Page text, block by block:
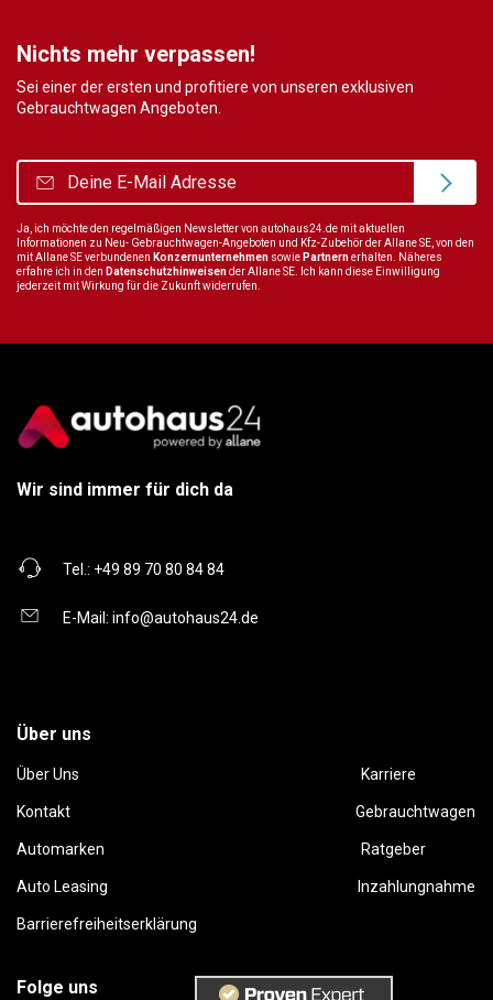
Nichts mehr verpassen!
Sei einer der ersten und profitiere von unseren exklusiven
Gebrauchtwagen Angeboten.
Ja, ich möchte den regelmäßigen Newsletter von autohaus24.de mit aktuellen
Informationen zu Neu- Gebrauchtwagen-Angeboten und Kfz-Zubehör der Allane SE, von den
mit Allane SE verbundenen Konzernunternehmen sowie Partnernerhalten. Näheres
erfahre ich in den Datenschutzhinweisender Allane SE. Ich kann diese Einwilligung
jederzeit mit Wirkung für die Zukunft widerrufen.
Wir sind immer für dich da
Tel.: +49 89 70 80 84 84
E-Mail: info@autohaus24.de
Über uns
Über Uns Karriere
Kontakt Gebrauchtwagen
Automarken Ratgeber
Auto Leasing Inzahlungnahme
Barrierefreiheitserklärung
Folge uns